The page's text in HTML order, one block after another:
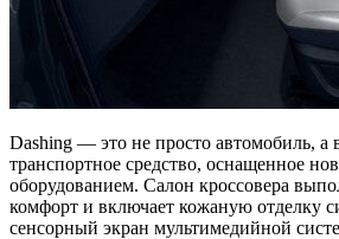
Dashing — это не просто автомобиль, а
транспортное средство, оснащенное
оборудованием. Салон кроссовера
комфорт и включает кожаную отделку
сенсорный экран мультимедийной